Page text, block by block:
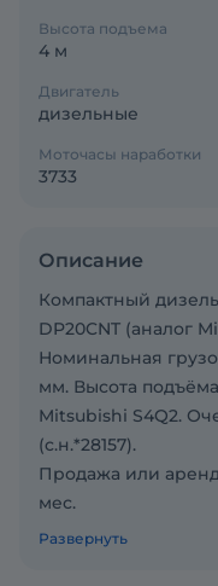
Высота подъема
4 м
Двигатель
дизельные
Моточасы наработки
3733
Описание
Компактный
DP20CNT (аналог
Номинальная
мм. Высота
Mitsubishi S4Q2.
(с.н.*28157).
Продажа или
мес.
Комплектация:
Развернуть